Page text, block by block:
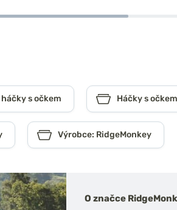
s očkem Háčky s
Výrobce: RidgeMonkey
O značce